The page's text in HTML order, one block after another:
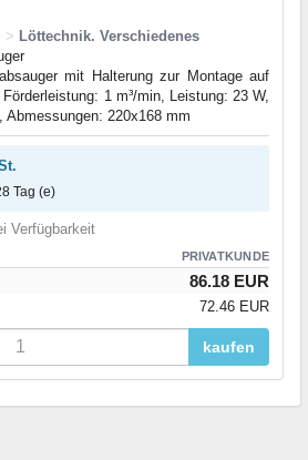
> Löttechnik. Verschiedenes
mit Halterung zur Montage auf
1 m³/min, Leistung: 23 W,
Abmessungen: 220x168 mm
Tag (e)
Verfügbarkeit
PRIVATKUNDE
86.18 EUR
72.46 EUR
kaufen